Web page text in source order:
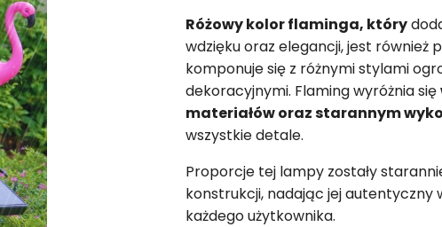
Różowy kolor flaminga, który
wdzięku oraz elegancji, jest również
komponuje się z różnymi stylami
dekoracyjnymi. Flaming wyróżnia się
materiałów oraz starannym
wszystkie detale.
Proporcje tej lampy zostały
konstrukcji, nadając jej autentyczny
każdego użytkownika.